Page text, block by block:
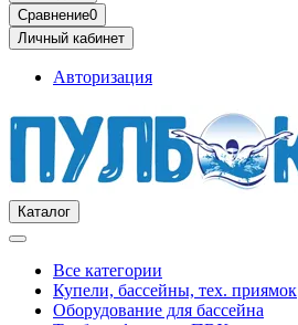
Сравнение0
Личный кабинет
Авторизация
Каталог
Все категории
Купели, бассейны, тех. приямок
Оборудование для бассейна